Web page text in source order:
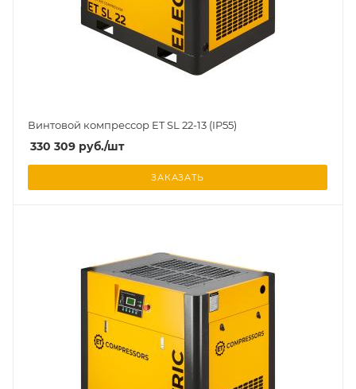
Винтовой компрессор ET SL 22-13 (IP55)
330 309 руб./шт
ЗАКАЗАТЬ